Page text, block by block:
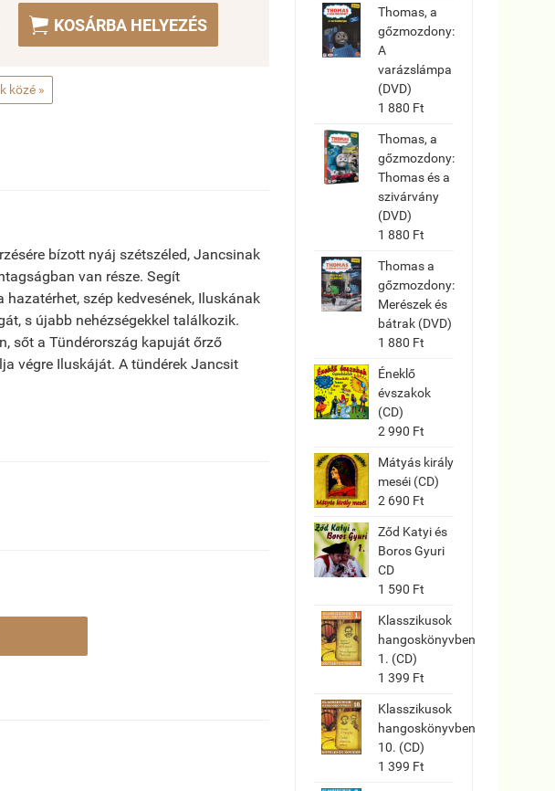
 KOSÁRBA HELYEZÉS
közé »
bízott nyáj szétszéled, Jancsinak
van része. Segít
szép kedvesének, Iluskának
s újabb nehézségekkel találkozik.
sőt a Tündérország kapuját őrző
végre Iluskáját. A tündérek Jancsit
Thomas, a
gőzmozdony:
A
varázslámpa
(DVD)
1 880 Ft
Thomas, a
gőzmozdony:
Thomas és a
szivárvány
(DVD)
1 880 Ft
Thomas a
gőzmozdony:
Merészek és
bátrak (DVD)
1 880 Ft
Éneklő
évszakok
(CD)
2 990 Ft
Mátyás király
meséi (CD)
2 690 Ft
Ződ Katyi és
Boros Gyuri
CD
1 590 Ft
Klasszikusok
hangoskönyvben
1. (CD)
1 399 Ft
Klasszikusok
hangoskönyvben
10. (CD)
1 399 Ft